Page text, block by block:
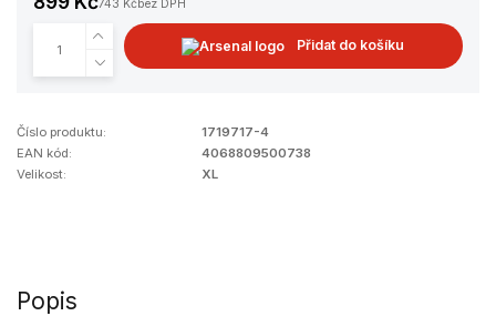
743 Kčbez DPH
Přidat do košíku
Číslo produktu:
1719717-4
EAN kód:
4068809500738
Velikost:
XL
Popis